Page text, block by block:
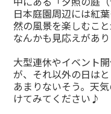
日本庭園周辺には紅
然の風景を楽しむこ
なんかも見応えがあり
大型連休やイベント
が、それ以外の日は
あまりないそう。天
けてみてください♪